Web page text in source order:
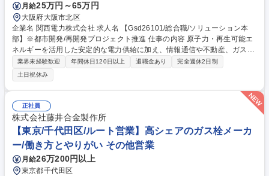
月給25万円～65万円
大阪府大阪市北区
企業名 関西電力株式会社 求人名 【Gsd26101/総合職/ソリューション本
部】※都市開発/再開発プロジェクト推進 仕事の内容 原子力・再生可能エ
ネルギーを活用した安定的な電力供給に加え、情報通信や不動産、ガス事
業など多様な事業展開をしている当社にて、都市開発・再開発プロジェク
トにおいて、以下の業務を担っていただきます。 ■都市開発事業における
事業戦略の立案■地域特性や課題を踏まえた開発コンセプトの策定■土地活
用方針やアセット構成の検討■行政、地権者、デベロッパー、事業者等と
の協議・調整および合意形成■コンペ案件等における事業機会の創出およ
び提案活動■投資採算性を踏まえた事業スキームの構築■コンソーシアム組
成およびSPC組成の推進■投資判断、パートナー選定および事業推進体制
の構築 など 募集職種 【Gsd26101/総合職/ソリューション本部】※都市開
発/再開発プロジェクト推進
業界未経験歓迎 年間休日120日以上 退職金あり
完全週休2日制
土日祝休み
正社員
株式会社藤井合金製作所
【東京/千代田区/ルート営業】高シェアのガス栓メーカ
ー/働き方とやりがい その他営業
月給26万200円以上
東京都千代田区